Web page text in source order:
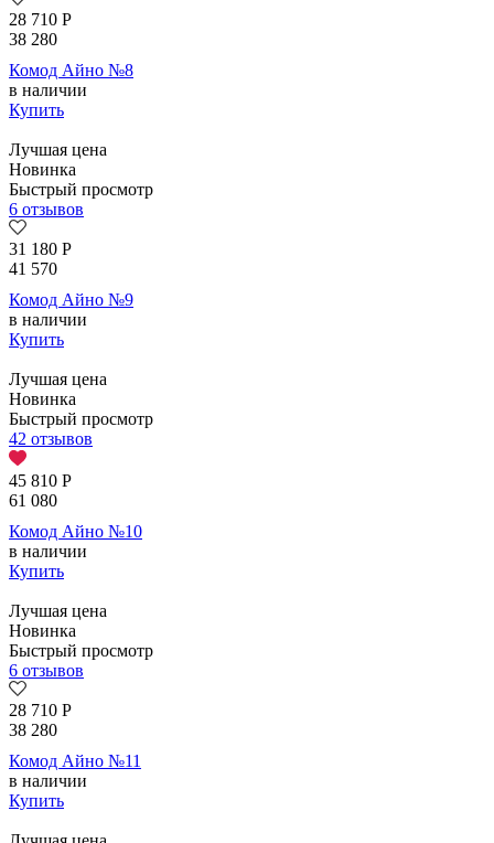
28 710 Р
38 280
Комод Айно №8
в наличии
Купить
Лучшая цена
Новинка
Быстрый просмотр
6 отзывов
31 180 Р
41 570
Комод Айно №9
в наличии
Купить
Лучшая цена
Новинка
Быстрый просмотр
42 отзывов
45 810 Р
61 080
Комод Айно №10
в наличии
Купить
Лучшая цена
Новинка
Быстрый просмотр
6 отзывов
28 710 Р
38 280
Комод Айно №11
в наличии
Купить